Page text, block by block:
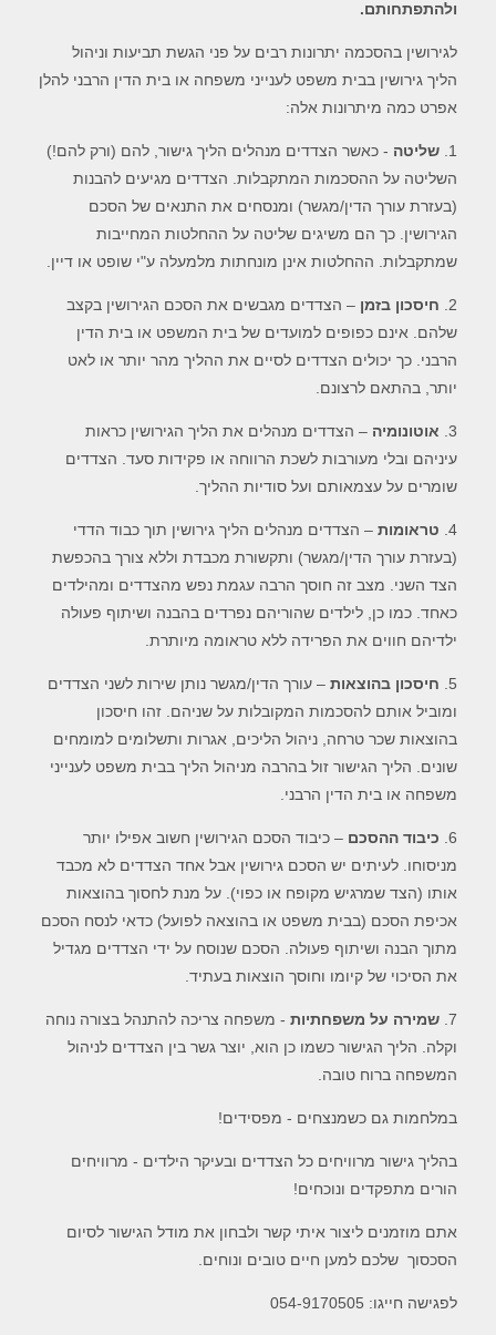
ולהתפתחותם.
לגירושין בהסכמה יתרונות רבים על פני הגשת תביעות וניהול
הליך גירושין בבית משפט לענייני משפחה או בית הדין הרבני להלן
אפרט כמה מיתרונות אלה:
1. שליטה - כאשר הצדדים מנהלים הליך גישור, להם (ורק להם!)
השליטה על ההסכמות המתקבלות. הצדדים מגיעים להבנות
(בעזרת עורך הדין/מגשר) ומנסחים את התנאים של הסכם
הגירושין. כך הם משיגים שליטה על ההחלטות המחייבות
שמתקבלות. ההחלטות אינן מונחתות מלמעלה ע"י שופט או דיין.
2. חיסכון בזמן – הצדדים מגבשים את הסכם הגירושין בקצב
שלהם. אינם כפופים למועדים של בית המשפט או בית הדין
הרבני. כך יכולים הצדדים לסיים את ההליך מהר יותר או לאט
יותר, בהתאם לרצונם.
3. אוטונומיה – הצדדים מנהלים את הליך הגירושין כראות
עיניהם ובלי מעורבות לשכת הרווחה או פקידות סעד. הצדדים
שומרים על עצמאותם ועל סודיות ההליך.
4. טראומות – הצדדים מנהלים הליך גירושין תוך כבוד הדדי
(בעזרת עורך הדין/מגשר) ותקשורת מכבדת וללא צורך בהכפשת
הצד השני. מצב זה חוסך הרבה עגמת נפש מהצדדים ומהילדים
כאחד. כמו כן, לילדים שהוריהם נפרדים בהבנה ושיתוף פעולה
ילדיהם חווים את הפרידה ללא טראומה מיותרת.
5. חיסכון בהוצאות – עורך הדין/מגשר נותן שירות לשני הצדדים
ומוביל אותם להסכמות המקובלות על שניהם. זהו חיסכון
בהוצאות שכר טרחה, ניהול הליכים, אגרות ותשלומים למומחים
שונים. הליך הגישור זול בהרבה מניהול הליך בבית משפט לענייני
משפחה או בית הדין הרבני.
6. כיבוד ההסכם – כיבוד הסכם הגירושין חשוב אפילו יותר
מניסוחו. לעיתים יש הסכם גירושין אבל אחד הצדדים לא מכבד
אותו (הצד שמרגיש מקופח או כפוי). על מנת לחסוך בהוצאות
אכיפת הסכם (בבית משפט או בהוצאה לפועל) כדאי לנסח הסכם
מתוך הבנה ושיתוף פעולה. הסכם שנוסח על ידי הצדדים מגדיל
את הסיכוי של קיומו וחוסך הוצאות בעתיד.
7. שמירה על משפחתיות - משפחה צריכה להתנהל בצורה נוחה
וקלה. הליך הגישור כשמו כן הוא, יוצר גשר בין הצדדים לניהול
המשפחה ברוח טובה.
במלחמות גם כשמנצחים - מפסידים!
בהליך גישור מרוויחים כל הצדדים ובעיקר הילדים - מרוויחים
הורים מתפקדים ונוכחים!
אתם מוזמנים ליצור איתי קשר ולבחון את מודל הגישור לסיום
הסכסוך שלכם למען חיים טובים ונוחים.
לפגישה חייגו: 054-9170505